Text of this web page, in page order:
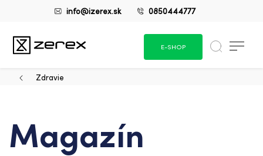
info@izerex.sk 0850444777
E-SHOP
Zdravie
Magazín